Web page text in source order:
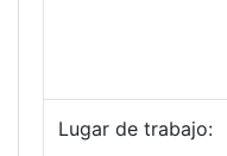
Lugar de trabajo: